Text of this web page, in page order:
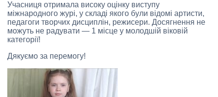
Учасниця отримала високу оцінку виступу
міжнародного журі, у складі якого були відомі артисти,
педагоги творчих дисциплін, режисери. Досягнення не
можуть не радувати — 1 місце у молодшій віковій
категорії!
Дякуємо за перемогу!